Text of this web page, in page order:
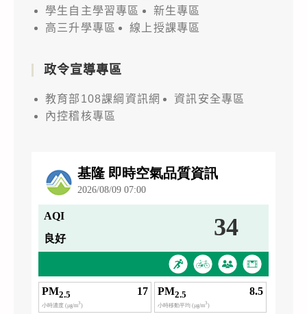
學生自主學習專區
新生專區
高三升學專區
線上授課專區
政令宣導專區
教育部108課綱資訊網
資訊安全專區
內控稽核專區